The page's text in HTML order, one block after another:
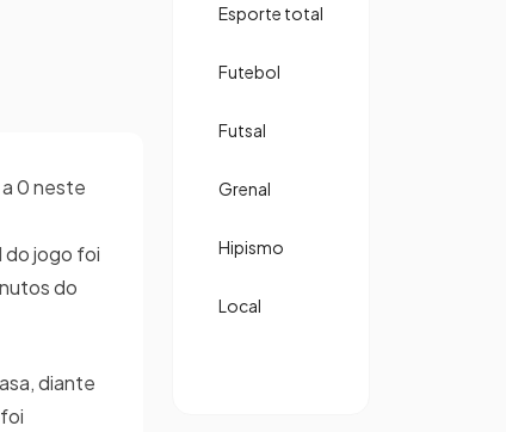
0 neste
do jogo foi
do
diante
Esporte total
Futebol
Futsal
Grenal
Hipismo
Local